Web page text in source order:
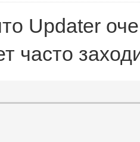
Updater
часто